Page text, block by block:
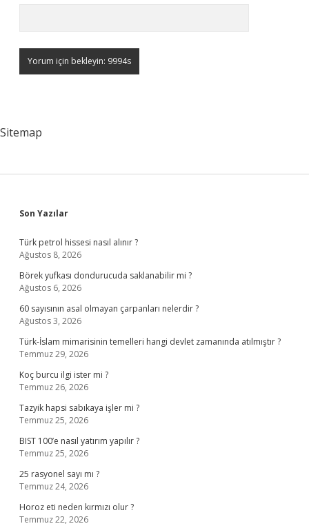
Sitemap
Sidebar
Son Yazılar
Türk petrol hissesi nasıl alınır ?
Ağustos 8, 2026
Börek yufkası dondurucuda saklanabilir mi ?
Ağustos 6, 2026
60 sayısının asal olmayan çarpanları nelerdir ?
Ağustos 3, 2026
Türk-İslam mimarisinin temelleri hangi devlet zamanında atılmıştır ?
Temmuz 29, 2026
Koç burcu ilgi ister mi ?
Temmuz 26, 2026
Tazyik hapsi sabıkaya işler mi ?
Temmuz 25, 2026
BIST 100’e nasıl yatırım yapılır ?
Temmuz 25, 2026
25 rasyonel sayı mı ?
Temmuz 24, 2026
Horoz eti neden kırmızı olur ?
Temmuz 22, 2026